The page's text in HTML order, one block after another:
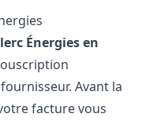
Énergies en
Avant la
facture vous